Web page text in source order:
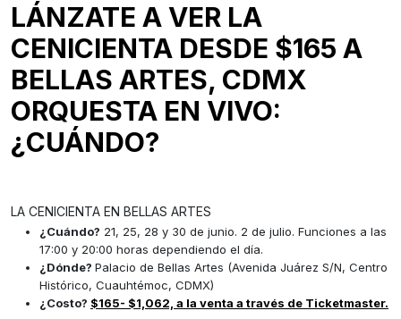
LÁNZATE A VER LA
CENICIENTA DESDE $165 A
BELLAS ARTES, CDMX
ORQUESTA EN VIVO:
¿CUÁNDO?
LA CENICIENTA EN BELLAS ARTES
¿Cuándo? 21, 25, 28 y 30 de junio. 2 de julio. Funciones a las
17:00 y 20:00 horas dependiendo el día.
¿Dónde? Palacio de Bellas Artes (Avenida Juárez S/N, Centro
Histórico, Cuauhtémoc, CDMX)
¿Costo? $165- $1,062, a la venta a través de Ticketmaster.